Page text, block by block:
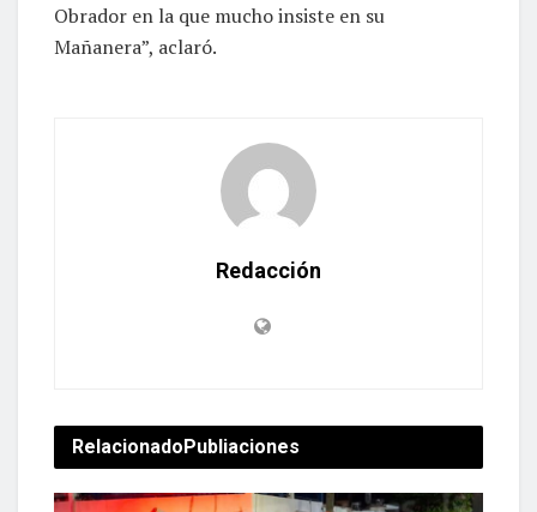
Obrador en la que mucho insiste en su
Mañanera”, aclaró.
Redacción
RelacionadoPubliaciones